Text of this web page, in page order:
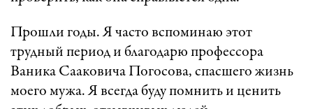
Прошли годы. Я часто вспоминаю этот
трудный период и благодарю профессора
Ваника Сааковича Погосова, спасшего жизнь
моего мужа. Я всегда буду помнить и ценить